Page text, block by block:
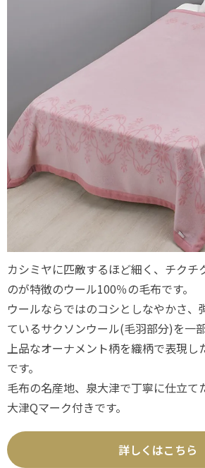
カシミヤに匹敵するほど細く、チクチ
のが特徴のウール100％の毛布です。
ウールならではのコシとしなやかさ、
ているサクソンウール(毛羽部分)を一
上品なオーナメント柄を織柄で表現し
です。
毛布の名産地、泉大津で丁寧に仕立て
大津Qマーク付きです。
詳しくはこちら